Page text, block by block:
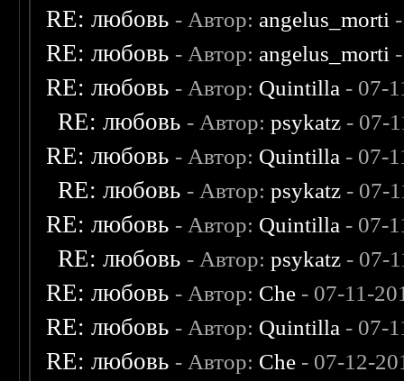
RE: любовь - Автор: angelus_morti
RE: любовь - Автор: angelus_morti
RE: любовь - Автор: Quintilla - 07-
RE: любовь - Автор:psykatz - 07-
RE: любовь - Автор: Quintilla - 07-
RE: любовь - Автор:psykatz - 07-
RE: любовь - Автор: Quintilla - 07-
RE: любовь - Автор:psykatz - 07-
RE: любовь - Автор: Che - 07-11-
RE: любовь - Автор: Quintilla - 07-
RE: любовь - Автор: Che - 07-12-